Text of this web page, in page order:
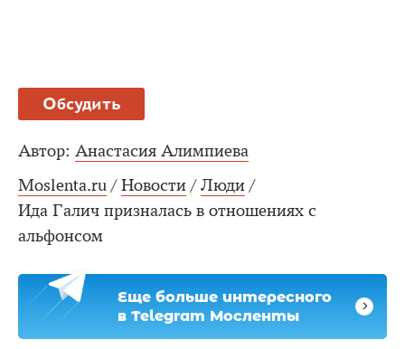
Обсудить
Автор: Анастасия Алимпиева
Moslenta.ru / Новости / Люди /
Ида Галич призналась в отношениях с
альфонсом
Еще больше интересного
в Telegram Мосленты